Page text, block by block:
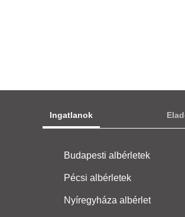
Ingatlanok
Budapesti albérletek
Pécsi albérletek
Nyíregyháza albérlet